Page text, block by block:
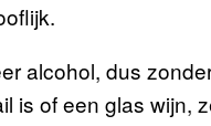
alcohol, dus
is of een glas wijn,